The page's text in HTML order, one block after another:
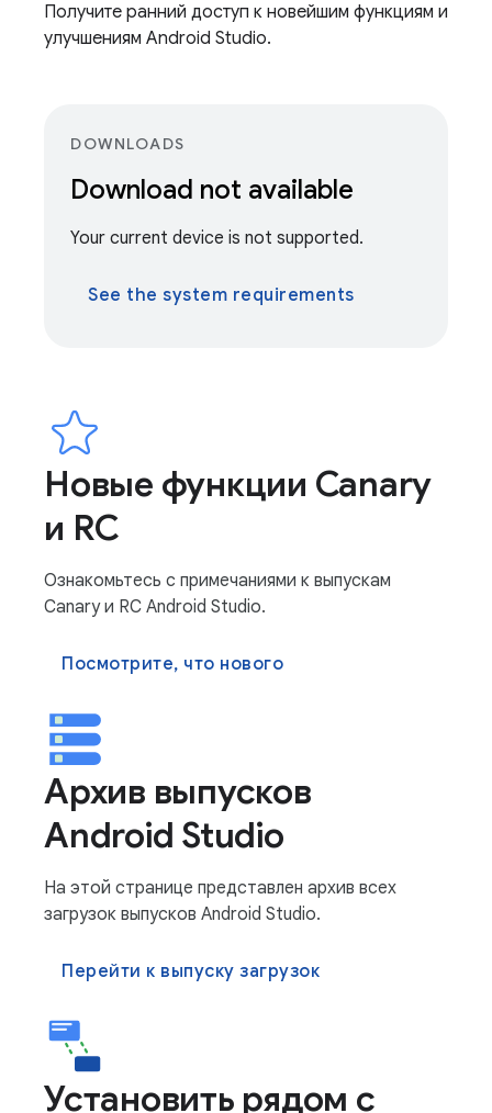
Получите ранний доступ к новейшим функциям и
улучшениям Android Studio.
DOWNLOADS
Download not available
Your current device is not supported.
See the system requirements
Новые функции Canary
и RC
Ознакомьтесь с примечаниями к выпускам
Canary и RC Android Studio.
Посмотрите, что нового
Архив выпусков
Android Studio
На этой странице представлен архив всех
загрузок выпусков Android Studio.
Перейти к выпуску загрузок
Установить рядом с